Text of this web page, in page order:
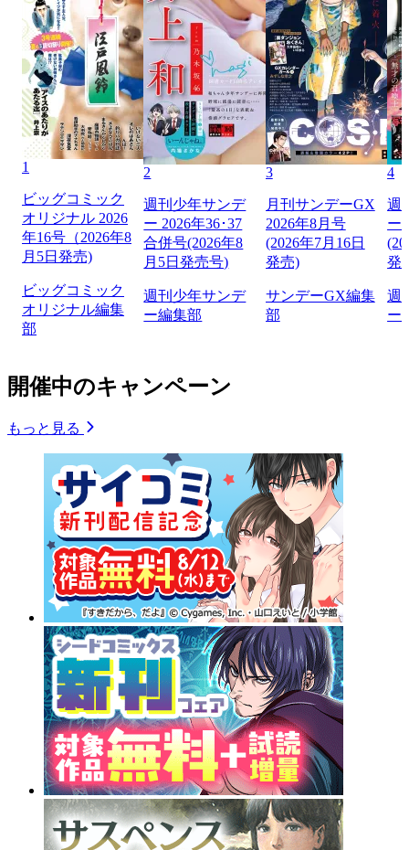
1
ビッグコミック
オリジナル 2026
年16号（2026年8
月5日発売)
ビッグコミック
オリジナル編集
部
2
週刊少年サンデ
ー 2026年36･37
合併号(2026年8
月5日発売号)
週刊少年サンデ
ー編集部
3
月刊サンデーGX
2026年8月号
(2026年7月16日
発売)
サンデーGX編集
部
4
週
ー
発
週
ー
開催中のキャンペーン
もっと見る